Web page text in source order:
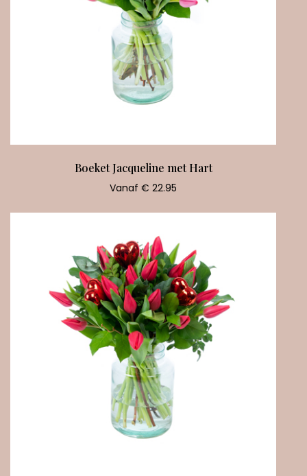
Boeket Jacqueline met Hart
Vanaf € 22.95